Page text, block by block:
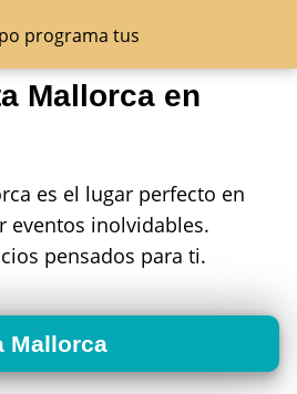
Mallorca en
es el lugar perfecto en
eventos inolvidables.
pensados para ti.
Mallorca